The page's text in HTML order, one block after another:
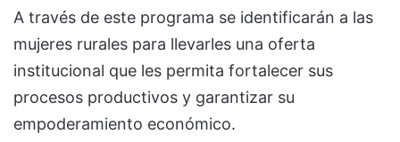
A través de este programa se identificarán a las
mujeres rurales para llevarles una oferta
institucional que les permita fortalecer sus
procesos productivos y garantizar su
empoderamiento económico.